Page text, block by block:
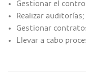
Gestionar el
Realizar auditorías;
Gestionar
Llevar a cabo